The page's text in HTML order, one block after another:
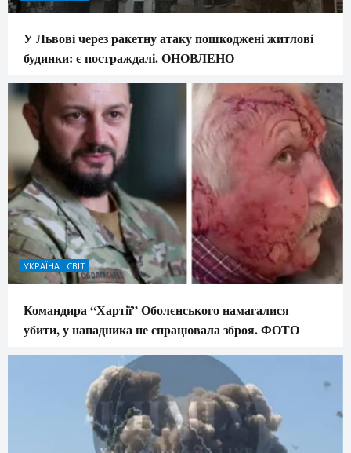
У Львові через ракетну атаку пошкоджені житлові
будинки: є постраждалі. ОНОВЛЕНО
УКРАЇНА І СВІТ
Командира “Хартії” Оболєнського намагалися
убити, у нападника не спрацювала зброя. ФОТО